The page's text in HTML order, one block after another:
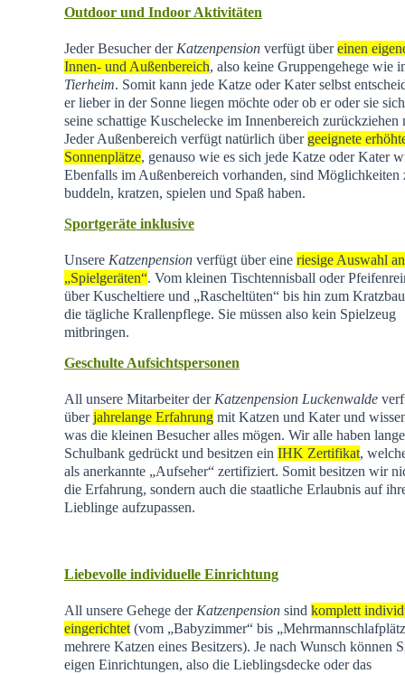
Outdoor und Indoor Aktivitäten
Jeder Besucher der Katzenpensionverfügt übereinen
Innen- und Außenbereich, also keine Gruppengehege wie
Tierheim. Somit kann jede Katze oder Kater selbst
er lieber in der Sonne liegen möchte oder ob er oder sie
seine schattige Kuschelecke im Innenbereich zurückziehen
Jeder Außenbereich verfügt natürlich über geeignete
Sonnenplätze, genauso wie es sich jede Katze oder Kater
Ebenfalls im Außenbereich vorhanden, sind Möglichkeiten
buddeln, kratzen, spielen und Spaß haben.
Sportgeräte inklusive
Unsere Katzenpensionverfügt über eine riesige Auswahl an
„Spielgeräten“. Vom kleinen Tischtennisball oder
über Kuscheltiere und „Rascheltüten“ bis hin zum
die tägliche Krallenpflege. Sie müssen also kein Spielzeug
mitbringen.
Geschulte Aufsichtspersonen
All unsere Mitarbeiter der Katzenpension Luckenwalde
überjahrelange Erfahrungmit Katzen und Kater und
was die kleinen Besucher alles mögen. Wir alle haben
Schulbank gedrückt und besitzen ein IHK Zertifikat,
als anerkannte „Aufseher“ zertifiziert. Somit besitzen wir
die Erfahrung, sondern auch die staatliche Erlaubnis auf
Lieblinge aufzupassen.
Liebevolle individuelle Einrichtung
All unsere Gehege der Katzenpensionsind komplett
eingerichtet(vom „Babyzimmer“ bis
mehrere Katzen eines Besitzers). Je nach Wunsch können
eigen Einrichtungen, also die Lieblingsdecke oder das